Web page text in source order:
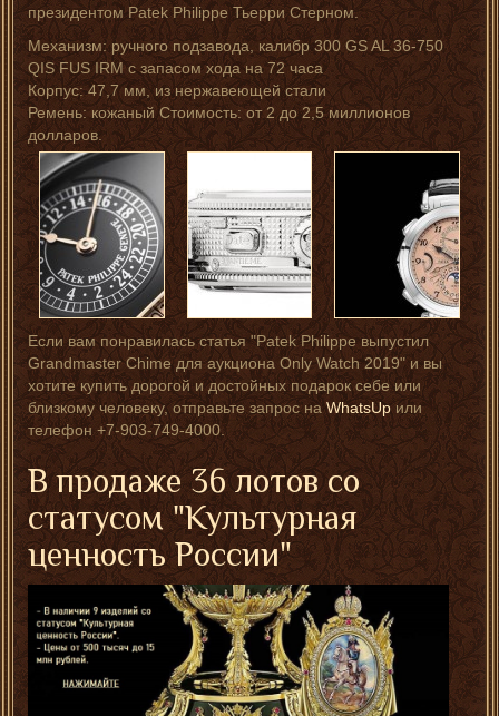
президентом Patek Philippe Тьерри Стерном.
Механизм: ручного подзавода, калибр 300 GS AL 36-750
QIS FUS IRM с запасом хода на 72 часа
Корпус: 47,7 мм, из нержавеющей стали
Ремень: кожаный Стоимость: от 2 до 2,5 миллионов
долларов.
Если вам понравилась статья "Patek Philippe выпустил
Grandmaster Chime для аукциона Only Watch 2019" и вы
хотите купить дорогой и достойных подарок себе или
близкому человеку, отправьте запрос наWhatsUpили
телефон +7-903-749-4000.
В продаже 36 лотов со
статусом "Культурная
ценность России"